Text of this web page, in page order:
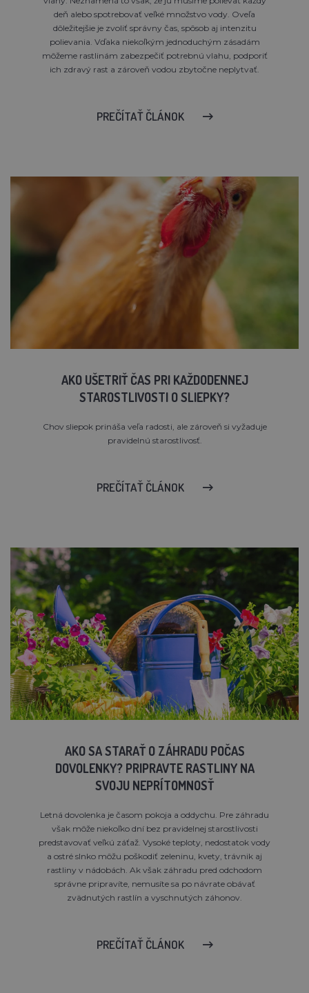
deň alebo spotrebovať veľké množstvo vody. Oveľa
dôležitejšie je zvoliť správny čas, spôsob aj intenzitu
polievania. Vďaka niekoľkým jednoduchým zásadám
môžeme rastlinám zabezpečiť potrebnú vlahu, podporiť
ich zdravý rast a zároveň vodou zbytočne neplytvať.
PREČÍTAŤ ČLÁNOK
AKO UŠETRIŤ ČAS PRI KAŽDODENNEJ
STAROSTLIVOSTI O SLIEPKY?
Chov sliepok prináša veľa radosti, ale zároveň si vyžaduje
pravidelnú starostlivosť.
PREČÍTAŤ ČLÁNOK
AKO SA STARAŤ O ZÁHRADU POČAS
DOVOLENKY? PRIPRAVTE RASTLINY NA
SVOJU NEPRÍTOMNOSŤ
Letná dovolenka je časom pokoja a oddychu. Pre záhradu
však môže niekoľko dní bez pravidelnej starostlivosti
predstavovať veľkú záťaž. Vysoké teploty, nedostatok vody
a ostré slnko môžu poškodiť zeleninu, kvety, trávnik aj
rastliny v nádobách. Ak však záhradu pred odchodom
správne pripravíte, nemusíte sa po návrate obávať
zvädnutých rastlín a vyschnutých záhonov.
PREČÍTAŤ ČLÁNOK